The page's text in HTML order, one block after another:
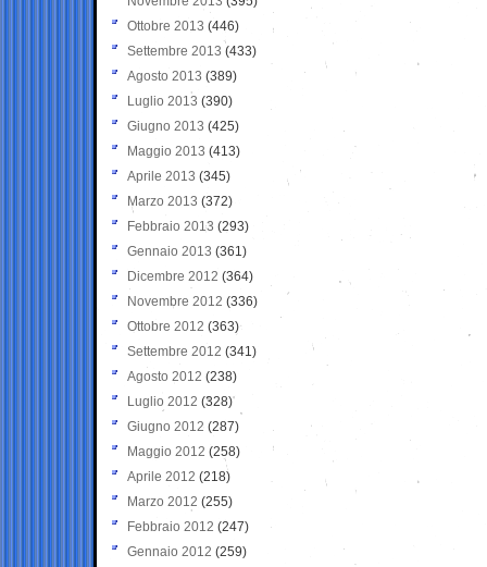
Ottobre 2013 (446)
Settembre 2013 (433)
Agosto 2013 (389)
Luglio 2013 (390)
Giugno 2013 (425)
Maggio 2013 (413)
Aprile 2013 (345)
Marzo 2013 (372)
Febbraio 2013 (293)
Gennaio 2013 (361)
Dicembre 2012 (364)
Novembre 2012 (336)
Ottobre 2012 (363)
Settembre 2012 (341)
Agosto 2012 (238)
Luglio 2012 (328)
Giugno 2012 (287)
Maggio 2012 (258)
Aprile 2012 (218)
Marzo 2012 (255)
Febbraio 2012 (247)
Gennaio 2012 (259)